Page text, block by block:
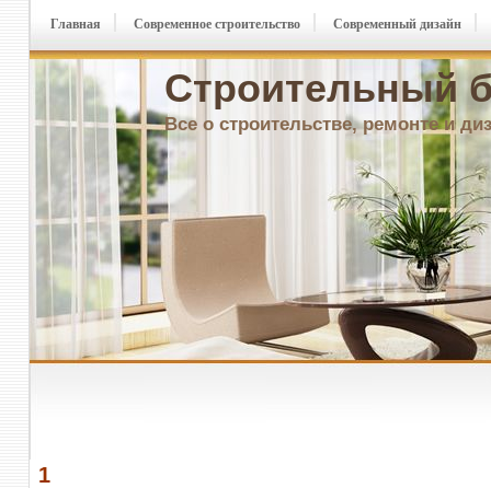
Строительный
Все о строительстве, ремонте и
Главная Современное строительство Современный дизайн
1